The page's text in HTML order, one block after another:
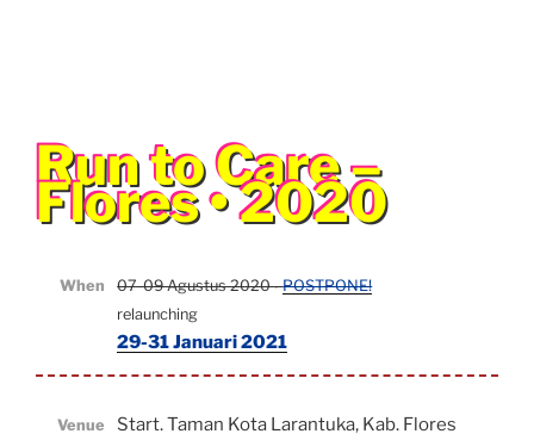
Run to Care –
Flores • 2020
When 07-09 Agustus 2020 ∙POSTPONE!
relaunching
29-31 Januari 2021
Venue
Start. Taman Kota Larantuka, Kab. Flores